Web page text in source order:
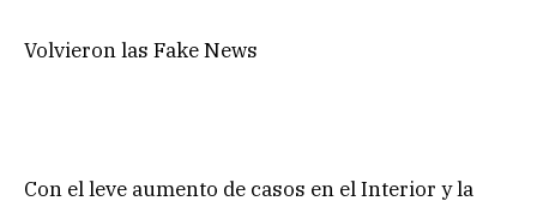
Volvieron las Fake News
Con el leve aumento de casos en el Interior y la